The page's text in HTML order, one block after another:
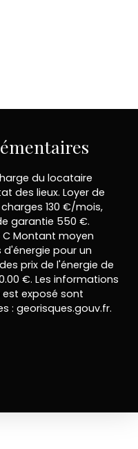
du locataire
des lieux. Loyer de
130 €/mois,
garantie 550 €.
C Montant moyen
pour un
prix de l'énergie de
€. Les informations
est exposé sont
: georisques.gouv.fr.